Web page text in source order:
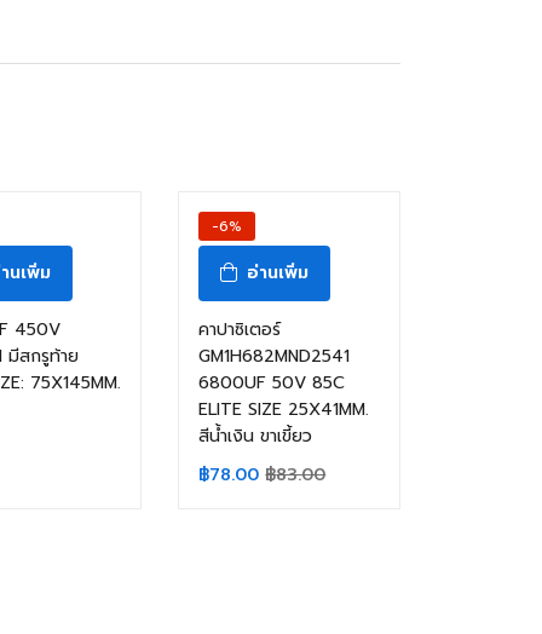
นเพิ่ม
450V
มีสกรูท้าย
75X145MM.
-6%
อ่านเพิ่ม
คาปาซิเตอร์
GM1H682MND2541
6800UF 50V 85C
ELITE SIZE 25X41MM.
สีน้ำเงิน ขาเขี้ยว
฿78.00 ฿83.00